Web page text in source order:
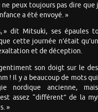
ne peux toujours pas dire que
a été envoyé. »
» dit Mitsuki, ses épaules
cette journée n’était
et de déception.
son doigt sur le
! Il y a beaucoup de mots
nordique ancienne,
assez “différent” de la
»